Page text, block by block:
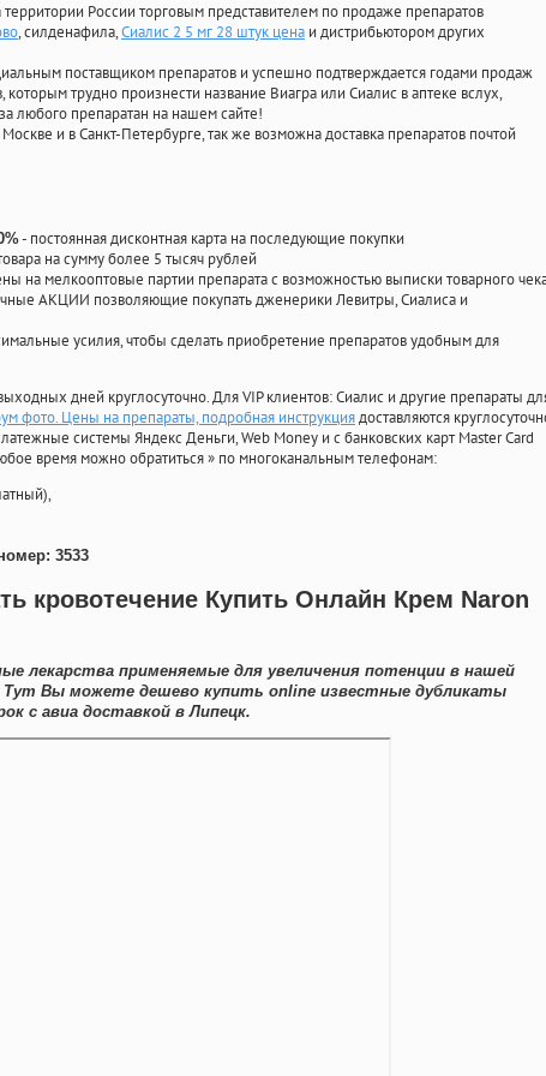
России торговым представителем по продаже препаратов
, силденафила,Сиалис 2 5 мг 28 штук цена и дистрибьютором других
поставщиком препаратов и успешно подтверждается годами продаж
трудно произнести название Виагра или Сиалис в аптеке вслух,
любого препаратан на нашем сайте!
и в Санкт-Петербурге, так же возможна доставка препаратов почтой
- постоянная дисконтная карта на последующие покупки
на сумму более 5 тысяч рублей
мелкооптовые партии препарата с возможностью выписки товарного
АКЦИИ позволяющие покупать дженерики Левитры, Сиалиса и
усилия, чтобы сделать приобретение препаратов удобным для
дней круглосуточно. Для VIP клиентов: Сиалис и другие препараты
фото. Цены на препараты, подробная инструкциядоставляются
системы Яндекс Деньги, Web Money и с банковских карт Master Card
время можно обратиться» по многоканальным телефонам:
3533
кровотечение Купить Онлайн Крем Naron
лекарства применяемые для увеличения потенции в нашей
Тут Вы можете дешево купить online известные дубликаты
с авиа доставкой в Липецк.